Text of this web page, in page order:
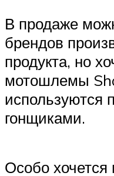
В продаже
брендов
продукта, но
мотошлемы
используются
гонщиками.
Особо хочется